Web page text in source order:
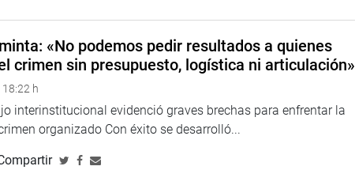
«No podemos pedir resultados a quienes
crimen sin presupuesto, logística ni articulación»
h
interinstitucional evidenció graves brechas para enfrentar la
organizado Con éxito se desarrolló...